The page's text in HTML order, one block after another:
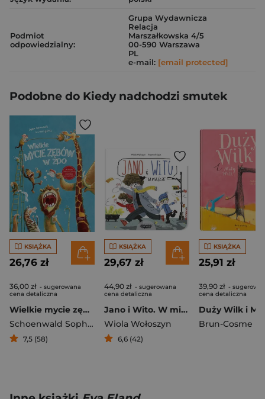
Podmiot
odpowiedzialny:
Grupa Wydawnicza
Relacja
Marszałkowska 4/5
00-590 Warszawa
PL
e-mail: [email protected]
Podobne do Kiedy nadchodzi smutek
KSIĄŻKA
26,76 zł
36,00 zł - sugerowana
cena detaliczna
Wielkie mycie zębów w zoo
Schoenwald Sophie
7,5 (58)
KSIĄŻKA
29,67 zł
44,90 zł - sugerowana
cena detaliczna
Jano i Wito. W mieście
Wiola Wołoszyn
6,6 (42)
KSIĄŻKA
25,91 zł
39,90 zł -
cena detaliczna